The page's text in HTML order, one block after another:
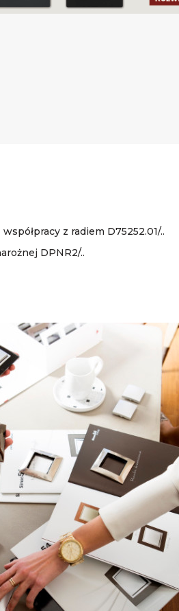
z radiem D75252.01/..
DPNR2/..